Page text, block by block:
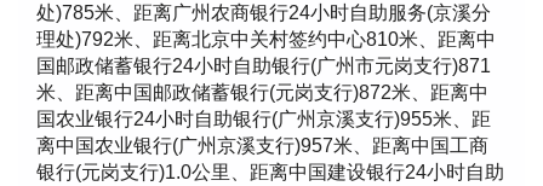
处)785米、距离广州农商银行24小时自助服务(京溪分
理处)792米、距离北京中关村签约中心810米、距离中
国邮政储蓄银行24小时自助银行(广州市元岗支行)871
米、距离中国邮政储蓄银行(元岗支行)872米、距离中
国农业银行24小时自助银行(广州京溪支行)955米、距
离中国农业银行(广州京溪支行)957米、距离中国工商
银行(元岗支行)1.0公里、距离中国建设银行24小时自助